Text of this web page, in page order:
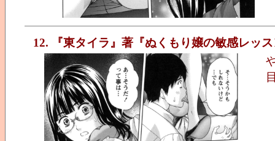
12. 『東タイラ』著『ぬくもり嬢の敏感レッ